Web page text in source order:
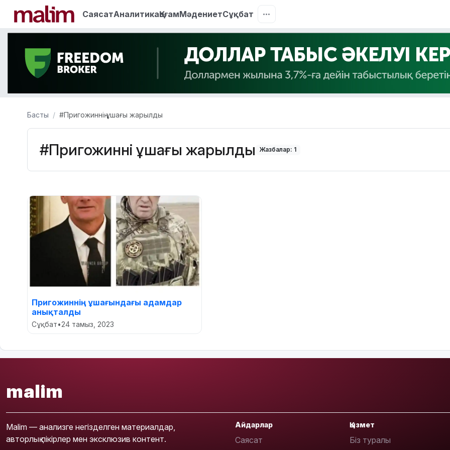
СаясатАналитикаҚоғамМәдениетСұқбат
Басты #Пригожиннің ұшағы жарылды
#Пригожиннің ұшағы жарылды Жазбалар: 1
Пригожиннің ұшағындағы адамдар
анықталды
Сұқбат•24 тамыз, 2023
malim
Malim — анализге негізделген материалдар,
авторлық пікірлер мен эксклюзив контент.
Айдарлар
Саясат
Қызмет
Біз туралы